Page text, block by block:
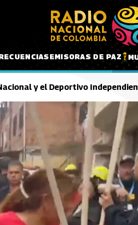
EMISORAS DE PAZ
y el Deportivo